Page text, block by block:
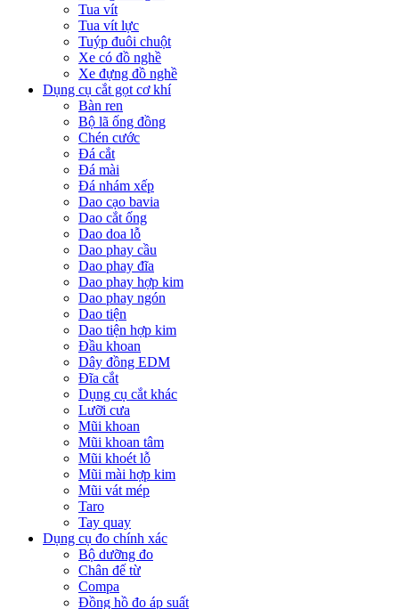
Tua vít
Tua vít lực
Tuýp đuôi chuột
Xe có đồ nghề
Xe đựng đồ nghề
Dụng cụ cắt gọt cơ khí
Bàn ren
Bộ lã ống đồng
Chén cước
Đá cắt
Đá mài
Đá nhám xếp
Dao cạo bavia
Dao cắt ống
Dao doa lỗ
Dao phay cầu
Dao phay đĩa
Dao phay hợp kim
Dao phay ngón
Dao tiện
Dao tiện hợp kim
Đầu khoan
Dây đồng EDM
Đĩa cắt
Dụng cụ cắt khác
Lưỡi cưa
Mũi khoan
Mũi khoan tâm
Mũi khoét lỗ
Mũi mài hợp kim
Mũi vát mép
Taro
Tay quay
Dụng cụ đo chính xác
Bộ dưỡng đo
Chân đế từ
Compa
Đồng hồ đo áp suất